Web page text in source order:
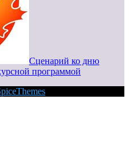
Сценарий ко дню
программой